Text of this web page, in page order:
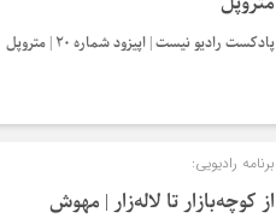
پادکست رادیو نیست | اپیزود شماره 20 | متروپل
برنامه رادیویی:
از کوچه‌بازار تا لاله‌زار | مهوش